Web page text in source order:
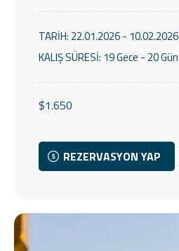
TARİH: 22.01.2026 - 10.02.2026
KALIŞ SÜRESİ: 19 Gece - 20 Gün
$1.650
REZERVASYON YAP